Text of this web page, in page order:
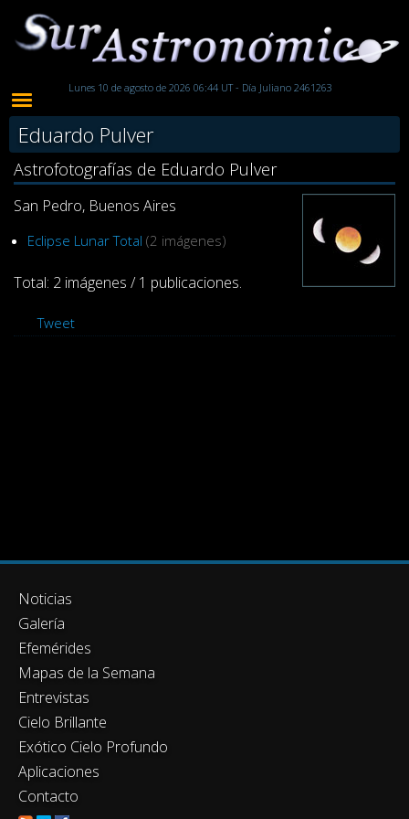
Lunes 10 de agosto de 2026 06:44 UT - Día Juliano 2461263
Eduardo Pulver
Astrofotografías de Eduardo Pulver
San Pedro, Buenos Aires
Eclipse Lunar Total (2 imágenes)
Total: 2 imágenes / 1 publicaciones.
Tweet
Noticias
Galería
Efemérides
Mapas de la Semana
Entrevistas
Cielo Brillante
Exótico Cielo Profundo
Aplicaciones
Contacto